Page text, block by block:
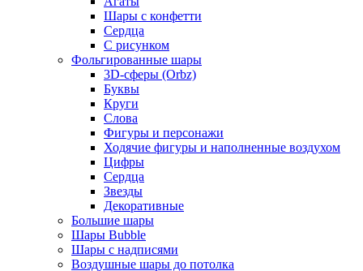
Шары с конфетти
Сердца
С рисунком
Фольгированные шары
3D-сферы (Orbz)
Буквы
Круги
Слова
Фигуры и персонажи
Ходячие фигуры и наполненные воздухом
Цифры
Сердца
Звезды
Декоративные
Большие шары
Шары Bubble
Шары с надписями
Воздушные шары до потолка